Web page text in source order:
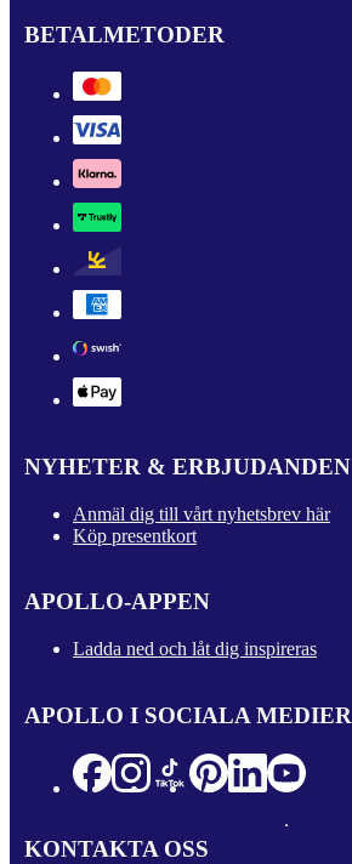
BETALMETODER
NYHETER & ERBJUDANDEN
Anmäl dig till vårt nyhetsbrev här
Köp presentkort
APOLLO-APPEN
Ladda ned och låt dig inspireras
APOLLO I SOCIALA MEDIER
KONTAKTA OSS